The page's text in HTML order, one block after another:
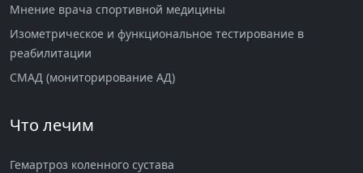
Мнение врача спортивной медицины
Изометрическое и функциональное тестирование в
реабилитации
СМАД (мониторирование АД)
Что лечим
Гемартроз коленного сустава